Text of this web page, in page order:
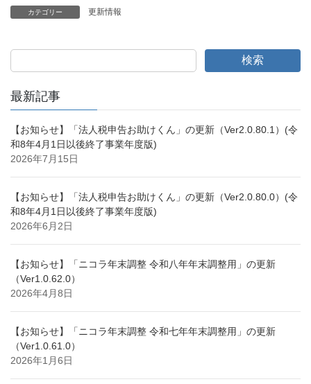
カテゴリー 更新情報
検索
最新記事
【お知らせ】「法人税申告お助けくん」の更新（Ver2.0.80.1）(令
和8年4月1日以後終了事業年度版)
2026年7月15日
【お知らせ】「法人税申告お助けくん」の更新（Ver2.0.80.0）(令
和8年4月1日以後終了事業年度版)
2026年6月2日
【お知らせ】「ニコラ年末調整 令和八年年末調整用」の更新
（Ver1.0.62.0）
2026年4月8日
【お知らせ】「ニコラ年末調整 令和七年年末調整用」の更新
（Ver1.0.61.0）
2026年1月6日